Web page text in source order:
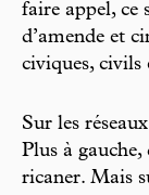
faire appel, ce
d’amende et
civiques,
Sur les
Plus à gauche,
ricaner. Mais